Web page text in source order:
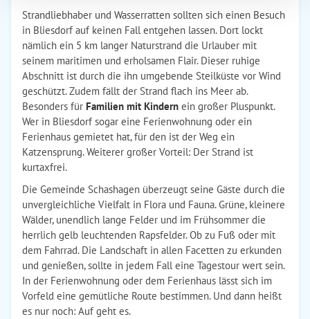
Strandliebhaber und Wasserratten sollten sich einen Besuch
in Bliesdorf auf keinen Fall entgehen lassen. Dort lockt
nämlich ein 5 km langer Naturstrand die Urlauber mit
seinem maritimen und erholsamen Flair. Dieser ruhige
Abschnitt ist durch die ihn umgebende Steilküste vor Wind
geschützt. Zudem fällt der Strand flach ins Meer ab.
Besonders für Familien mit Kindern ein großer Pluspunkt.
Wer in Bliesdorf sogar eine Ferienwohnung oder ein
Ferienhaus gemietet hat, für den ist der Weg ein
Katzensprung. Weiterer großer Vorteil: Der Strand ist
kurtaxfrei.
Die Gemeinde Schashagen überzeugt seine Gäste durch die
unvergleichliche Vielfalt in Flora und Fauna. Grüne, kleinere
Wälder, unendlich lange Felder und im Frühsommer die
herrlich gelb leuchtenden Rapsfelder. Ob zu Fuß oder mit
dem Fahrrad. Die Landschaft in allen Facetten zu erkunden
und genießen, sollte in jedem Fall eine Tagestour wert sein.
In der Ferienwohnung oder dem Ferienhaus lässt sich im
Vorfeld eine gemütliche Route bestimmen. Und dann heißt
es nur noch: Auf geht es.